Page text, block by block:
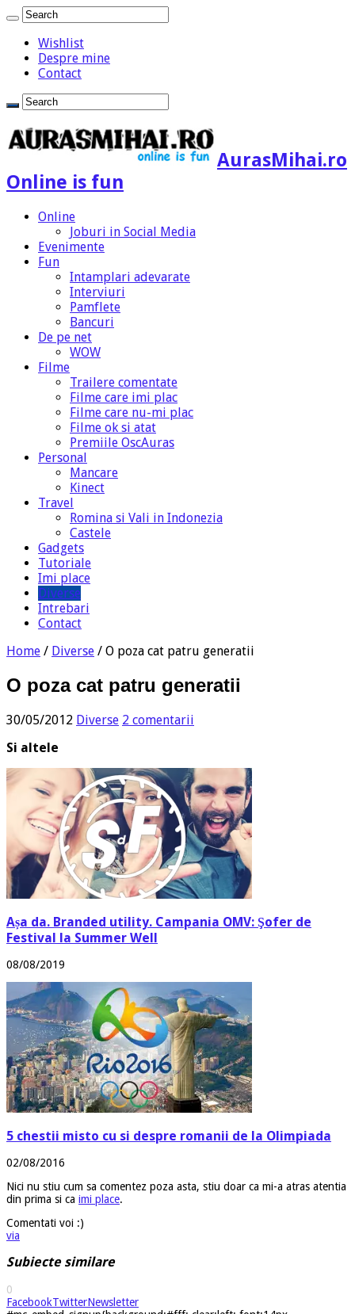
Wishlist
Despre mine
Contact
AurasMihai.ro
Online is fun
Online
Joburi in Social Media
Evenimente
Fun
Intamplari adevarate
Interviuri
Pamflete
Bancuri
De pe net
WOW
Filme
Trailere comentate
Filme care imi plac
Filme care nu-mi plac
Filme ok si atat
Premiile OscAuras
Personal
Mancare
Kinect
Travel
Romina si Vali in Indonezia
Castele
Gadgets
Tutoriale
Imi place
Diverse
Intrebari
Contact
Home / Diverse / O poza cat patru generatii
O poza cat patru generatii
30/05/2012 Diverse 2 comentarii
Si altele
Așa da. Branded utility. Campania OMV: Şofer de
Festival la Summer Well
08/08/2019
5 chestii misto cu si despre romanii de la Olimpiada
02/08/2016
Nici nu stiu cum sa comentez poza asta, stiu doar ca mi-a atras atentia
din prima si ca imi place.
Comentati voi :)
via
Subiecte similare
0
FacebookTwitterNewsletter